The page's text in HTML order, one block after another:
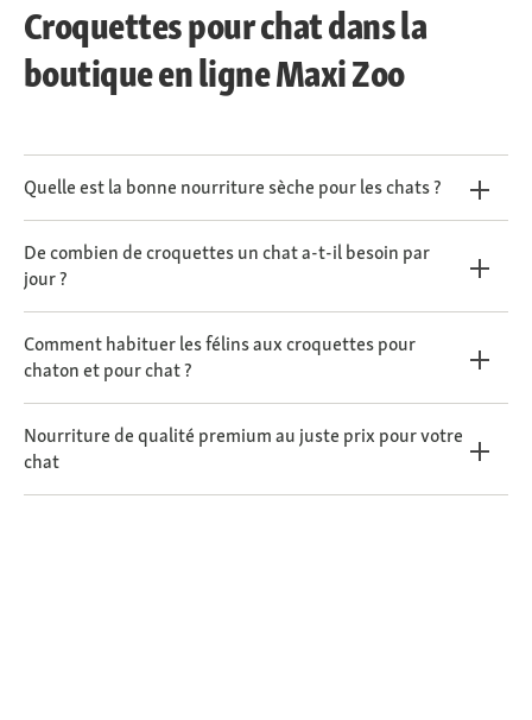
Croquettes pour chat dans la
boutique en ligne Maxi Zoo
Quelle est la bonne nourriture sèche pour les chats ?
De combien de croquettes un chat a-t-il besoin par
jour ?
Comment habituer les félins aux croquettes pour
chaton et pour chat ?
Nourriture de qualité premium au juste prix pour votre
chat